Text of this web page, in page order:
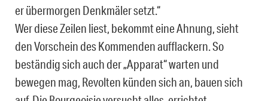
er übermorgen Denkmäler setzt.“
Wer diese Zeilen liest, bekommt eine Ahnung, sieht
den Vorschein des Kommenden aufflackern. So
beständig sich auch der „Apparat“ warten und
bewegen mag, Revolten künden sich an, bauen sich